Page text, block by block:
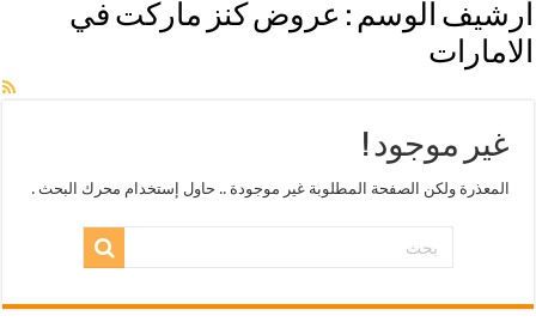
أرشيف الوسم : عروض كنز ماركت في
الامارات
غير موجود !
المعذرة ولكن الصفحة المطلوبة غير موجودة .. حاول إستخدام محرك البحث .